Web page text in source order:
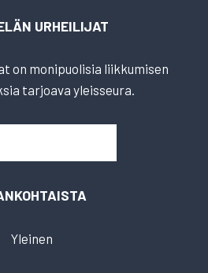
URHEILIJAT
on monipuolisia liikkumisen
tarjoava yleisseura.
Yleinen